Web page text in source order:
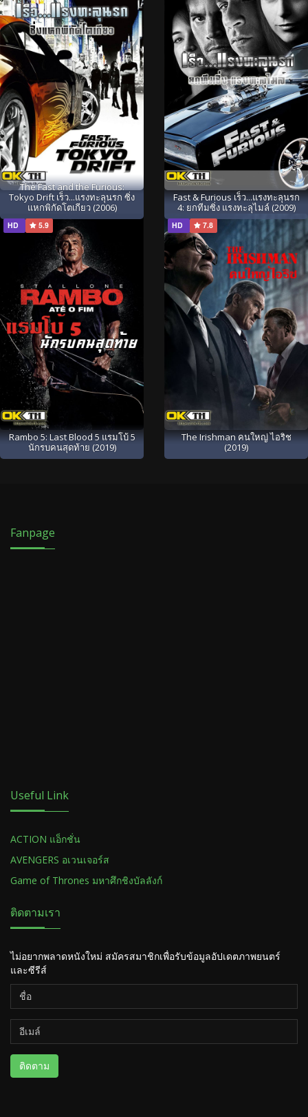
The Fast and the Furious:
Tokyo Drift เร็ว...แรงทะลุนรก ซิ่ง
แหกพิกัดโตเกียว (2006)
Fast & Furious เร็ว...แรงทะลุนรก
4: ยกทีมซิ่ง แรงทะลุไมล์ (2009)
HD 5.9
Rambo 5: Last Blood 5 แรมโบ้ 5
นักรบคนสุดท้าย (2019)
HD 7.8
The Irishman คนใหญ่ ไอริช
(2019)
Fanpage
Useful Link
ACTION แอ็กชั่น
AVENGERS อเวนเจอร์ส
Game of Thrones มหาศึกชิงบัลลังก์
ติดตามเรา
ไม่อยากพลาดหนังใหม่ สมัครสมาชิกเพื่อรับข้อมูลอัปเดตภาพยนตร์
และซีรีส์
ติดตาม